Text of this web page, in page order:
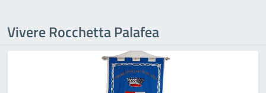
Vivere Rocchetta Palafea